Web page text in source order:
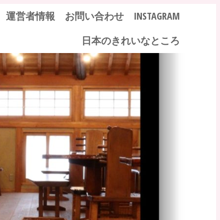
運営者情報 お問い合わせ
INSTAGRAM
日本のきれいなところ